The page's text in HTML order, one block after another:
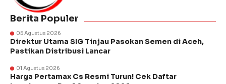
Berita Populer
05 Agustus 2026
Direktur Utama SIG Tinjau Pasokan Semen di Aceh,
Pastikan Distribusi Lancar
01 Agustus 2026
Harga Pertamax Cs Resmi Turun! Cek Daftar